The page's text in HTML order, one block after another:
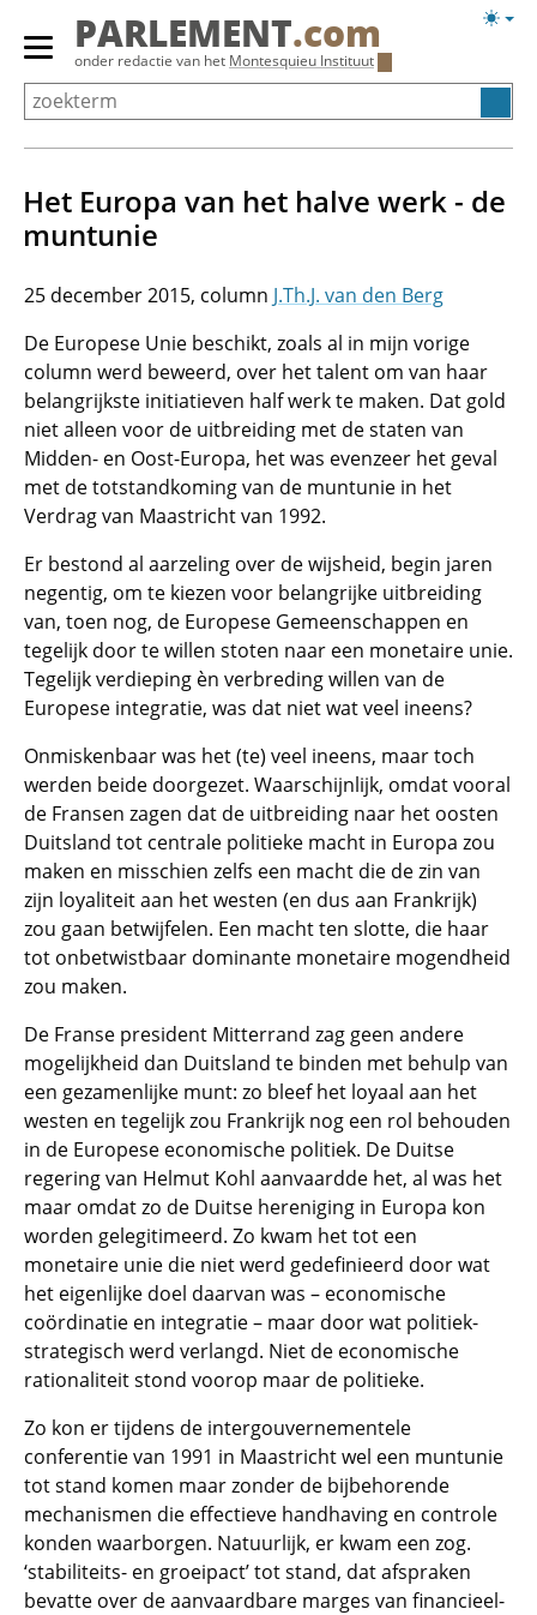
Overslaan
Primair
menu
tonen/verbergen
PARLEMENT.com
onder redactie van het Montesquieu Instituut
Het Europa van het halve werk - de
muntunie
25 december 2015
J.Th.J. van den Berg
De Europese Unie beschikt, zoals al in mijn vorige
column werd beweerd, over het talent om van haar
belangrijkste initiatieven half werk te maken. Dat gold
niet alleen voor de uitbreiding met de staten van
Midden- en Oost-Europa, het was evenzeer het geval
met de totstandkoming van de muntunie in het
Verdrag van Maastricht van 1992.
Er bestond al aarzeling over de wijsheid, begin jaren
negentig, om te kiezen voor belangrijke uitbreiding
van, toen nog, de Europese Gemeenschappen en
tegelijk door te willen stoten naar een monetaire unie.
Tegelijk verdieping èn verbreding willen van de
Europese integratie, was dat niet wat veel ineens?
Onmiskenbaar was het (te) veel ineens, maar toch
werden beide doorgezet. Waarschijnlijk, omdat vooral
de Fransen zagen dat de uitbreiding naar het oosten
Duitsland tot centrale politieke macht in Europa zou
maken en misschien zelfs een macht die de zin van
zijn loyaliteit aan het westen (en dus aan Frankrijk)
zou gaan betwijfelen. Een macht ten slotte, die haar
tot onbetwistbaar dominante monetaire mogendheid
zou maken.
De Franse president Mitterrand zag geen andere
mogelijkheid dan Duitsland te binden met behulp van
een gezamenlijke munt: zo bleef het loyaal aan het
westen en tegelijk zou Frankrijk nog een rol behouden
in de Europese economische politiek. De Duitse
regering van Helmut Kohl aanvaardde het, al was het
maar omdat zo de Duitse hereniging in Europa kon
worden gelegitimeerd. Zo kwam het tot een
monetaire unie die niet werd gedefinieerd door wat
het eigenlijke doel daarvan was – economische
coördinatie en integratie – maar door wat politiek-
strategisch werd verlangd. Niet de economische
rationaliteit stond voorop maar de politieke.
Zo kon er tijdens de intergouvernementele
conferentie van 1991 in Maastricht wel een muntunie
tot stand komen maar zonder de bijbehorende
mechanismen die effectieve handhaving en controle
konden waarborgen. Natuurlijk, er kwam een zog.
‘stabiliteits- en groeipact’ tot stand, dat afspraken
bevatte over de aanvaardbare marges van financieel-